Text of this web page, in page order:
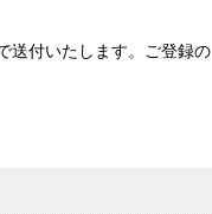
送付いたします。ご登録の